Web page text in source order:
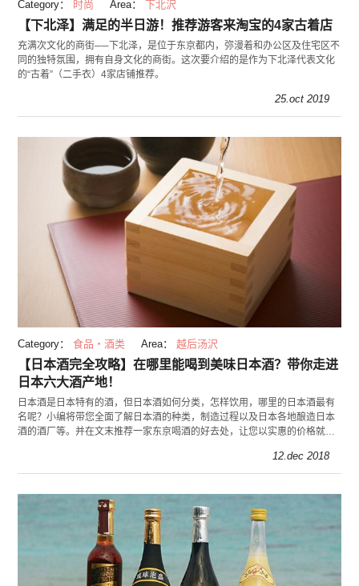
Category： 时尚 Area： 下北沢
【下北泽】满足的半日游！推荐游客来淘宝的4家古着店
充满次文化的商街──下北泽，是位于东京都内，弥漫着和办公区及住宅区不
同的独特氛围，拥有自身文化的商街。这次要介绍的是作为下北泽代表文化
的“古着”（二手衣）4家店铺推荐。
25.oct 2019
Category： 食品・酒类 Area： 越后汤沢
【日本酒完全攻略】在哪里能喝到美味日本酒？带你走进
日本六大酒产地！
日本酒是日本特有的酒，但日本酒如何分类，怎样饮用，哪里的日本酒最有
名呢？小编将带您全面了解日本酒的种类，制造过程以及日本各地酿造日本
酒的酒厂等。并在文末推荐一家东京喝酒的好去处，让您以实惠的价格就能
12.dec 2018